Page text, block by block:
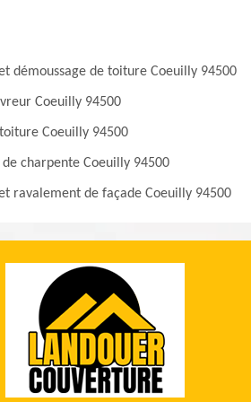
démoussage de toiture Coeuilly 94500
Coeuilly 94500
Coeuilly 94500
de charpente Coeuilly 94500
ravalement de façade Coeuilly 94500